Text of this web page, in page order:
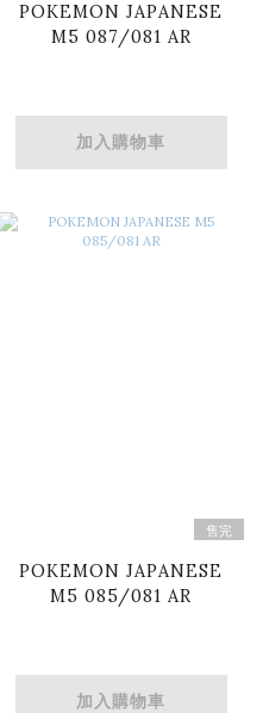
POKEMON JAPANESE
M5 087/081 AR
加入購物車
售完
POKEMON JAPANESE
M5 085/081 AR
加入購物車